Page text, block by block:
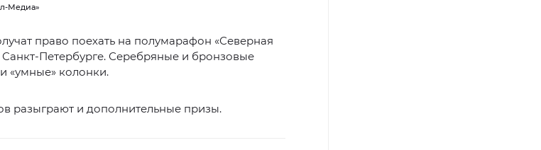
Медиа»
право поехать на полумарафон «Северная
Санкт-Петербурге. Серебряные и бронзовые
«умные» колонки.
разыграют и дополнительные призы.